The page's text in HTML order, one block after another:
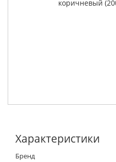
Характеристики
Бренд